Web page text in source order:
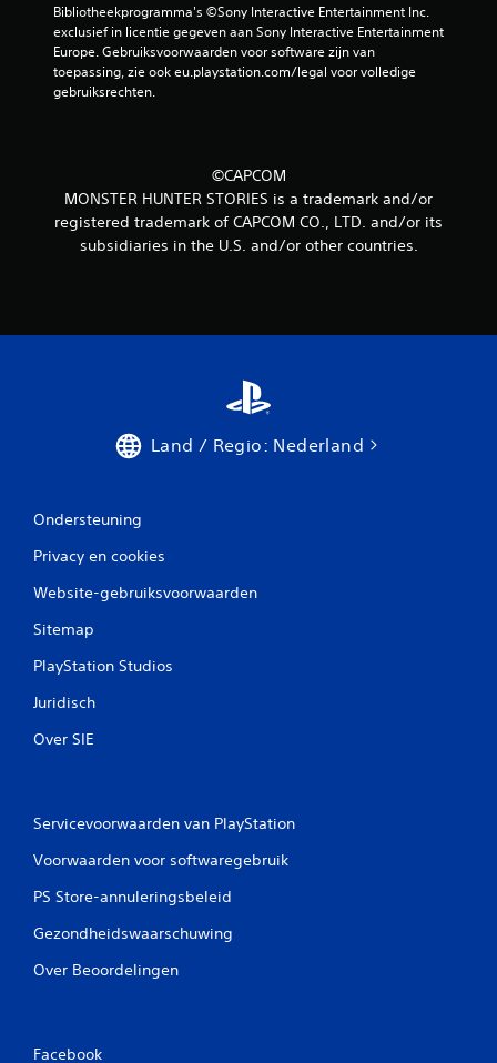
Bibliotheekprogramma's ©Sony Interactive Entertainment Inc.
exclusief in licentie gegeven aan Sony Interactive Entertainment
Europe. Gebruiksvoorwaarden voor software zijn van
toepassing, zie ook eu.playstation.com/legal voor volledige
gebruiksrechten.
©CAPCOM
MONSTER HUNTER STORIES is a trademark and/or
registered trademark of CAPCOM CO., LTD. and/or its
subsidiaries in the U.S. and/or other countries.
Land / Regio: Nederland
Ondersteuning
Privacy en cookies
Website-gebruiksvoorwaarden
Sitemap
PlayStation Studios
Juridisch
Over SIE
Servicevoorwaarden van PlayStation
Voorwaarden voor softwaregebruik
PS Store-annuleringsbeleid
Gezondheidswaarschuwing
Over Beoordelingen
Facebook